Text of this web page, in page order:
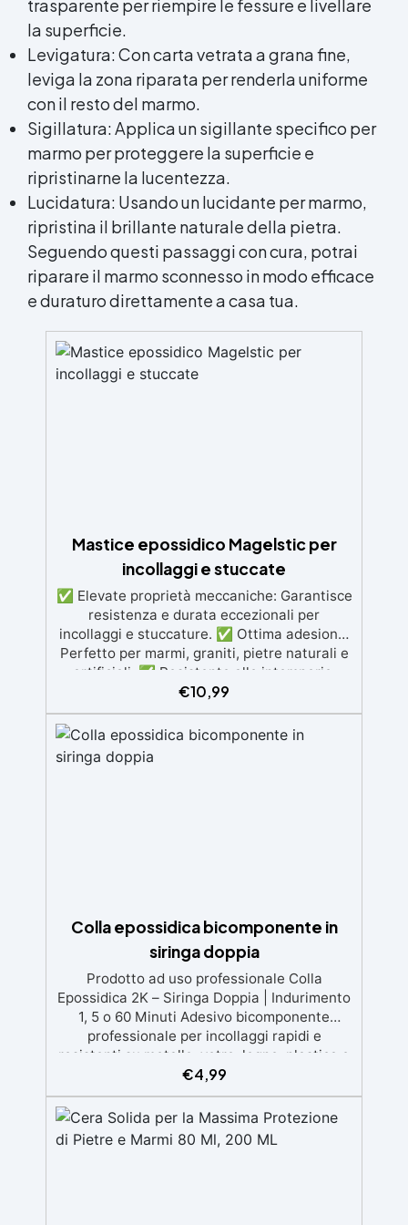
trasparente per riempire le fessure e livellare
la superficie.
Levigatura: Con carta vetrata a grana fine,
leviga la zona riparata per renderla uniforme
con il resto del marmo.
Sigillatura: Applica un sigillante specifico per
marmo per proteggere la superficie e
ripristinarne la lucentezza.
Lucidatura: Usando un lucidante per marmo,
ripristina il brillante naturale della pietra.
Seguendo questi passaggi con cura, potrai
riparare il marmo sconnesso in modo efficace
e duraturo direttamente a casa tua.
Mastice epossidico Magelstic per
incollaggi e stuccate
✅ Elevate proprietà meccaniche: Garantisce
resistenza e durata eccezionali per
incollaggi e stuccature. ✅ Ottima adesione:
Perfetto per marmi, graniti, pietre naturali e
artificiali. ✅ Resistente alle intemperie:
Inalterabile alle condizioni atmosferiche e
resistente agli UV. ✅ Applicazioni verticali:
Ideale per applicazioni verticali, senza
rischio di colature. ✅ Facile da usare:
Miscelazione semplice con rapporto 100:50
€10,99
Colla epossidica bicomponente in
siringa doppia
Prodotto ad uso professionale Colla
Epossidica 2K – Siringa Doppia | Indurimento
1, 5 o 60 Minuti Adesivo bicomponente
professionale per incollaggi rapidi e
resistenti su metallo, vetro, legno, plastica e
ceramica. Disponibile in versione rapida (5
min) o standard (60 min) o ultra rapida(1
min). Applicazioni pratiche Perfetta per
riparazioni domestiche, modellismo,
artigianato, falegnameria e piccoli lavori
€4,99